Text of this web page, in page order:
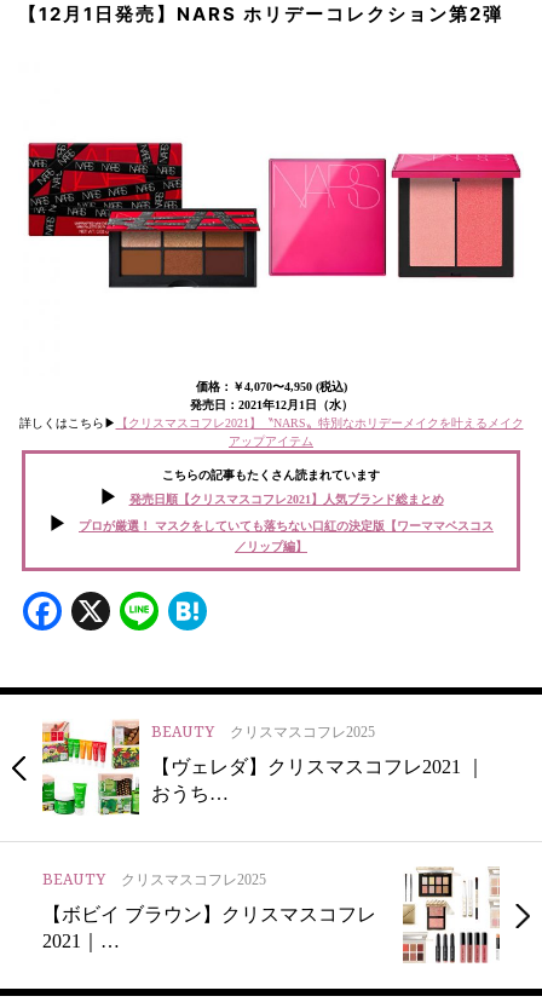
【12月1日発売】NARS ホリデーコレクション第2弾
価格：￥4,070〜4,950 (税込)
発売日：2021年12月1日（水）
詳しくはこちら▶︎
【クリスマスコフレ2021】〝NARS〟特別なホリデーメイクを叶えるメイク
アップアイテム
こちらの記事もたくさん読まれています
発売日順【クリスマスコフレ2021】人気ブランド総まとめ
プロが厳選！ マスクをしていても落ちない口紅の決定版【ワーママベスコス
／リップ編】
Facebook
X Line
BEAUTY クリスマスコフレ2025
【ヴェレダ】クリスマスコフレ2021 ｜
おうち…
BEAUTY クリスマスコフレ2025
【ボビイ ブラウン】クリスマスコフレ
2021｜…